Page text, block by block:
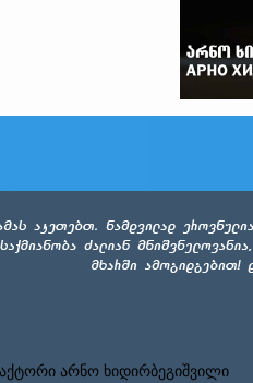
არნო ხიდირბეგიშვილი